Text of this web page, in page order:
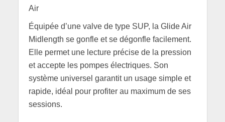
Équipée d’une valve de type SUP, la Glide Air
Midlength se gonfle et se dégonfle facilement.
Elle permet une lecture précise de la pression
et accepte les pompes électriques. Son
système universel garantit un usage simple et
rapide, idéal pour profiter au maximum de ses
sessions.